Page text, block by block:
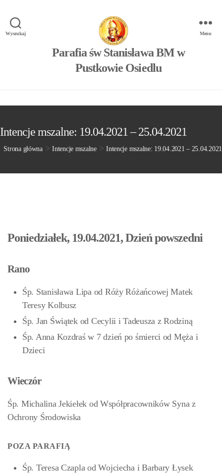
Wyszukaj
Parafia św Stanisława BM w
Pustkowie Osiedlu
Menu
Intencje mszalne: 19.04.2021 – 25.04.2021
Strona główna>Intencje mszalne>Intencje mszalne: 19.04.2021 – 25.04.2021
Poniedziałek, 19.04.2021, Dzień powszedni
Rano
Śp. Stanisława Lipa od Róży Różańcowej Matek
Teresy Kolbusz
Śp. Jan Świątek od Cecylii i Tadeusza z Rodziną
Śp. Anna Kozdraś w 7 dzień po śmierci od Męża i
Dzieci
Wieczór
Śp. Michalina Jekiełek od Współpracowników Syna z
Ochrony Środowiska
POZA PARAFIĄ
Śp. Teresa Czapla od Wojciecha i Barbary Łysek